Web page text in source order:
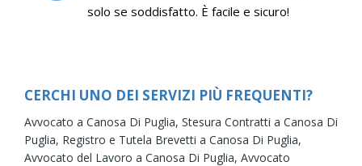
solo se soddisfatto. È facile e sicuro!
CERCHI UNO DEI SERVIZI PIÙ FREQUENTI?
Avvocato a Canosa Di Puglia, Stesura Contratti a Canosa Di
Puglia, Registro e Tutela Brevetti a Canosa Di Puglia,
Avvocato del Lavoro a Canosa Di Puglia, Avvocato